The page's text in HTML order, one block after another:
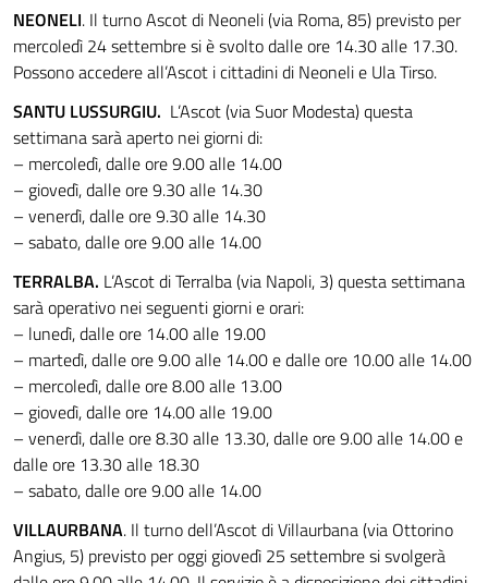
NEONELI. Il turno Ascot di Neoneli (via Roma, 85) previsto per
mercoledì 24 settembre si è svolto dalle ore 14.30 alle 17.30.
Possono accedere all’Ascot i cittadini di Neoneli e Ula Tirso.
SANTU LUSSURGIU. L’Ascot (via Suor Modesta) questa
settimana sarà aperto nei giorni di:
– mercoledì, dalle ore 9.00 alle 14.00
– giovedì, dalle ore 9.30 alle 14.30
– venerdì, dalle ore 9.30 alle 14.30
– sabato, dalle ore 9.00 alle 14.00
TERRALBA. L’Ascot di Terralba (via Napoli, 3) questa settimana
sarà operativo nei seguenti giorni e orari:
– lunedì, dalle ore 14.00 alle 19.00
– martedì, dalle ore 9.00 alle 14.00 e dalle ore 10.00 alle 14.00
– mercoledì, dalle ore 8.00 alle 13.00
– giovedì, dalle ore 14.00 alle 19.00
– venerdì, dalle ore 8.30 alle 13.30, dalle ore 9.00 alle 14.00 e
dalle ore 13.30 alle 18.30
– sabato, dalle ore 9.00 alle 14.00
VILLAURBANA. Il turno dell’Ascot di Villaurbana (via Ottorino
Angius, 5) previsto per oggi giovedì 25 settembre si svolgerà